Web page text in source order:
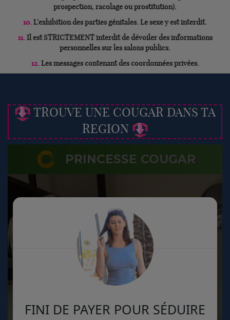
prospection, racolage ou prostitution).
10. L’exhibition des parties génitales. Le sexe y est interdit.
11. Il est STRICTEMENT interdit de dévoiler des informations
personnelles sur les salons publics.
12. Les messages contenant des coordonnées privées.
TROUVE UNE COUGAR DANS TA
REGION